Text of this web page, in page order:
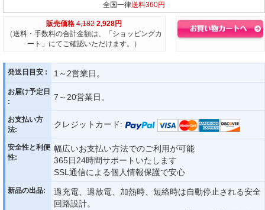
全国一律送料360円
販売価格 4,182 2,928円
（送料・手数料の合計金額は、「ショッピングカ
ート」にてご確認いただけます。）
発送日目安 : 1～2営業日。
お届け予定日
:
7～20営業日。
お支払い方
法:
クレジットカード:
安全性と利便
性:
幅広いお支払い方法でのご利用が可能
365日24時間サポートいたします
SSL通信による個人情報保護で安心
新品の出品:
過充電、過放電、加熱時、短絡時は自動停止される安全
回路設計。